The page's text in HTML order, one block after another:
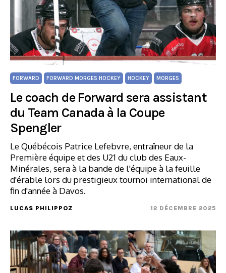
FORWARD FORWARD MORGES HOCKEY HOCKEY MORGES
Le coach de Forward sera assistant
du Team Canada à la Coupe
Spengler
Le Québécois Patrice Lefebvre, entraîneur de la
Première équipe et des U21 du club des Eaux-
Minérales, sera à la bande de l'équipe à la feuille
d'érable lors du prestigieux tournoi international de
fin d'année à Davos.
LUCAS PHILIPPOZ 12 DÉCEMBRE 2025